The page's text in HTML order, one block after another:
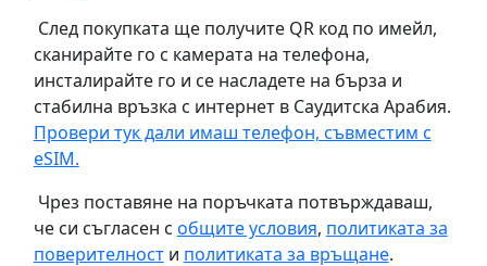
След покупката ще получите QR код по имейл,
сканирайте го с камерата на телефона,
инсталирайте го и се насладете на бърза и
стабилна връзка с интернет в Саудитска Арабия.
Провери тук дали имаш телефон, съвместим с
eSIM.
Чрез поставяне на поръчката потвърждаваш,
че си съгласен с общите условия, политиката за
поверителности политиката за връщане.